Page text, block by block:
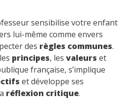
sensibilise votre enfant
lui-même comme envers
des règles communes.
principes, les valeurs et
française, s’implique
et développe ses
réflexion critique.